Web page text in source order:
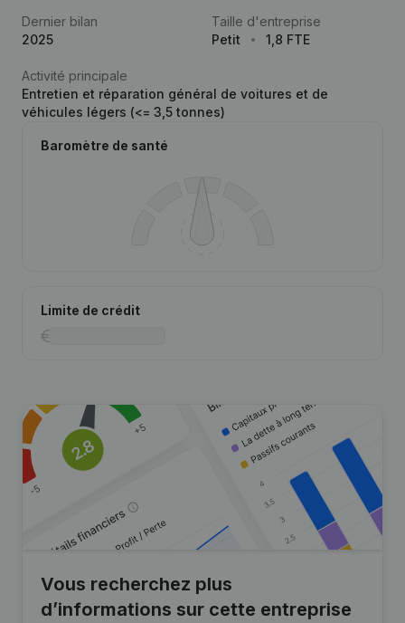
Dernier bilan
2025
Taille d'entreprise
Petit
1,8 FTE
Activité principale
Entretien et réparation général de voitures et de
véhicules légers (<= 3,5 tonnes)
Baromètre de santé
Limite de crédit
Vous recherchez plus
d’informations sur cette entreprise